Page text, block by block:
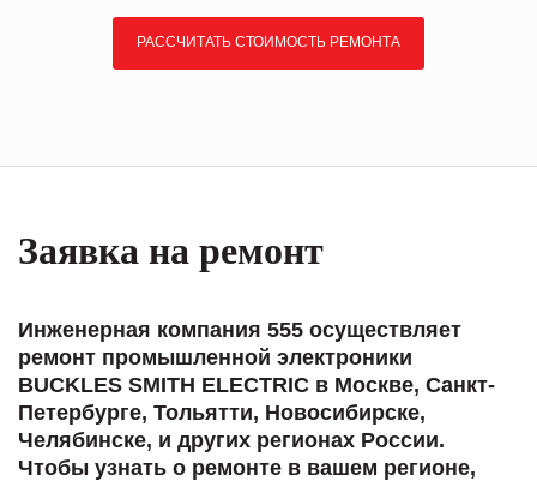
РАССЧИТАТЬ СТОИМОСТЬ РЕМОНТА
Заявка на ремонт
Инженерная компания 555 осуществляет
ремонт промышленной электроники
BUCKLES SMITH ELECTRIC в Москве, Санкт-
Петербурге, Тольятти, Новосибирске,
Челябинске, и других регионах России.
Чтобы узнать о ремонте в вашем регионе,